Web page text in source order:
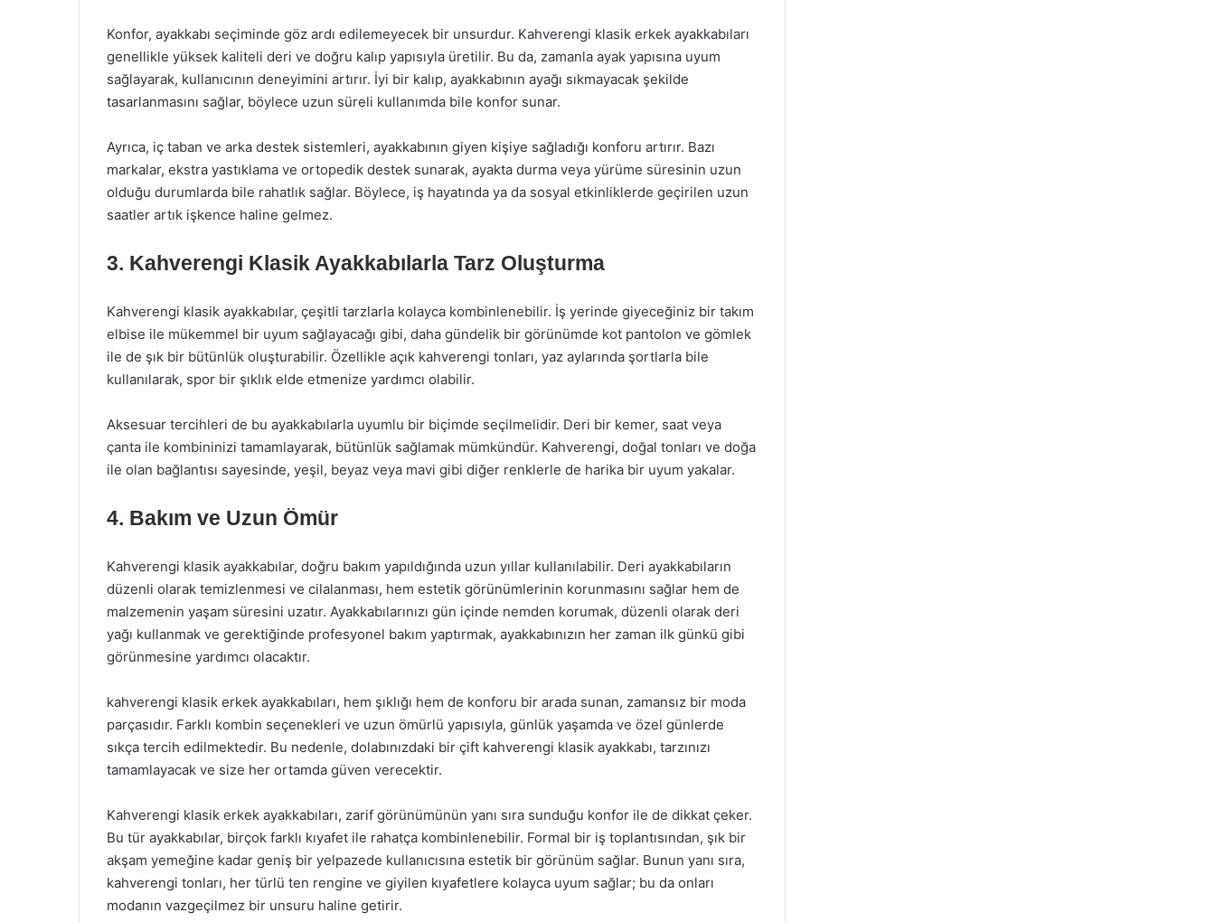
Konfor, ayakkabı seçiminde göz ardı edilemeyecek bir unsurdur. Kahverengi klasik erkek ayakkabıları
genellikle yüksek kaliteli deri ve doğru kalıp yapısıyla üretilir. Bu da, zamanla ayak yapısına uyum
sağlayarak, kullanıcının deneyimini artırır. İyi bir kalıp, ayakkabının ayağı sıkmayacak şekilde
tasarlanmasını sağlar, böylece uzun süreli kullanımda bile konfor sunar.
Ayrıca, iç taban ve arka destek sistemleri, ayakkabının giyen kişiye sağladığı konforu artırır. Bazı
markalar, ekstra yastıklama ve ortopedik destek sunarak, ayakta durma veya yürüme süresinin uzun
olduğu durumlarda bile rahatlık sağlar. Böylece, iş hayatında ya da sosyal etkinliklerde geçirilen uzun
saatler artık işkence haline gelmez.
3. Kahverengi Klasik Ayakkabılarla Tarz Oluşturma
Kahverengi klasik ayakkabılar, çeşitli tarzlarla kolayca kombinlenebilir. İş yerinde giyeceğiniz bir takım
elbise ile mükemmel bir uyum sağlayacağı gibi, daha gündelik bir görünümde kot pantolon ve gömlek
ile de şık bir bütünlük oluşturabilir. Özellikle açık kahverengi tonları, yaz aylarında şortlarla bile
kullanılarak, spor bir şıklık elde etmenize yardımcı olabilir.
Aksesuar tercihleri de bu ayakkabılarla uyumlu bir biçimde seçilmelidir. Deri bir kemer, saat veya
çanta ile kombininizi tamamlayarak, bütünlük sağlamak mümkündür. Kahverengi, doğal tonları ve doğa
ile olan bağlantısı sayesinde, yeşil, beyaz veya mavi gibi diğer renklerle de harika bir uyum yakalar.
4. Bakım ve Uzun Ömür
Kahverengi klasik ayakkabılar, doğru bakım yapıldığında uzun yıllar kullanılabilir. Deri ayakkabıların
düzenli olarak temizlenmesi ve cilalanması, hem estetik görünümlerinin korunmasını sağlar hem de
malzemenin yaşam süresini uzatır. Ayakkabılarınızı gün içinde nemden korumak, düzenli olarak deri
yağı kullanmak ve gerektiğinde profesyonel bakım yaptırmak, ayakkabınızın her zaman ilk günkü gibi
görünmesine yardımcı olacaktır.
kahverengi klasik erkek ayakkabıları, hem şıklığı hem de konforu bir arada sunan, zamansız bir moda
parçasıdır. Farklı kombin seçenekleri ve uzun ömürlü yapısıyla, günlük yaşamda ve özel günlerde
sıkça tercih edilmektedir. Bu nedenle, dolabınızdaki bir çift kahverengi klasik ayakkabı, tarzınızı
tamamlayacak ve size her ortamda güven verecektir.
Kahverengi klasik erkek ayakkabıları, zarif görünümünün yanı sıra sunduğu konfor ile de dikkat çeker.
Bu tür ayakkabılar, birçok farklı kıyafet ile rahatça kombinlenebilir. Formal bir iş toplantısından, şık bir
akşam yemeğine kadar geniş bir yelpazede kullanıcısına estetik bir görünüm sağlar. Bunun yanı sıra,
kahverengi tonları, her türlü ten rengine ve giyilen kıyafetlere kolayca uyum sağlar; bu da onları
modanın vazgeçilmez bir unsuru haline getirir.